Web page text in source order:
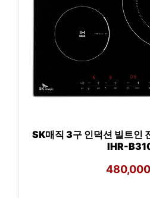
SK매직 3구 인덕션 빌트인
IHR-